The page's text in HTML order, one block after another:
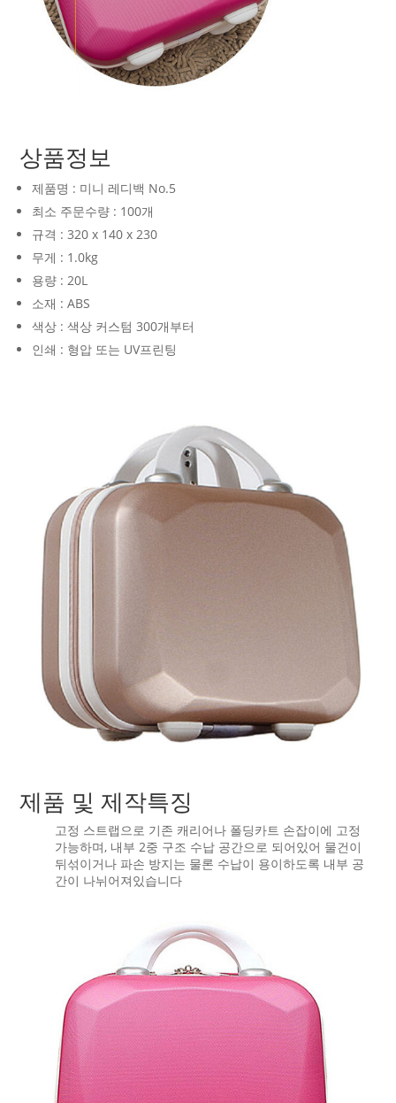
상품정보
제품명 : 미니 레디백 No.5
최소 주문수량 : 100개
규격 : 320 x 140 x 230
무게 : 1.0kg
용량 : 20L
소재 : ABS
색상 : 색상 커스텀 300개부터
인쇄 : 형압 또는 UV프린팅
제품 및 제작특징
고정 스트랩으로 기존 캐리어나 폴딩카트 손잡이에 고정
가능하며, 내부 2중 구조 수납 공간으로 되어있어 물건이
뒤섞이거나 파손 방지는 물론 수납이 용이하도록 내부 공
간이 나뉘어져있습니다